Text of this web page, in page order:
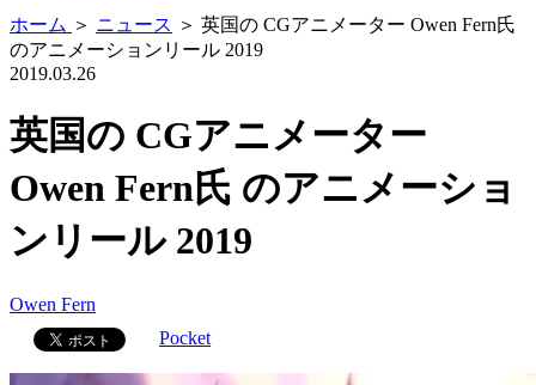
ホーム ＞ ニュース ＞ 英国の CGアニメーター Owen Fern氏
のアニメーションリール 2019
2019.03.26
英国の CGアニメーター
Owen Fern氏 のアニメーショ
ンリール 2019
Owen Fern
Pocket